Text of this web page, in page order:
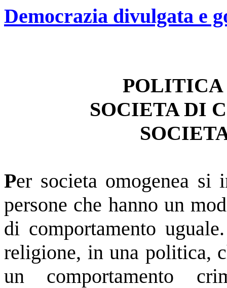
Democrazia divulgata e
POLITICA
SOCIETA DI
Per societa omogenea si
persone che hanno un
di comportamento
religione, in una politica,
un comportamento